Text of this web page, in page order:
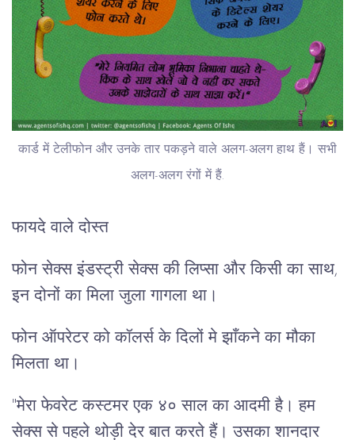
कार्ड में टेलीफोन और उनके तार पकड़ने वाले अलग-अलग हाथ हैं। सभी
अलग-अलग रंगों में हैं.
फायदे वाले दोस्त
फोन सेक्स इंडस्ट्री सेक्स की लिप्सा और किसी का साथ,
इन दोनों का मिला जुला गागला था।
फोन ऑपरेटर को कॉलर्स के दिलों मे झाँकने का मौका
मिलता था।
"मेरा फेवरेट कस्टमर एक ४० साल का आदमी है। हम
सेक्स से पहले थोड़ी देर बात करते हैं। उसका शानदार